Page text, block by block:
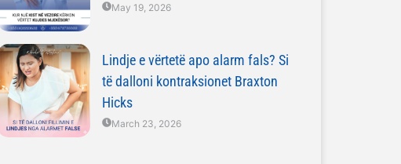
May 19, 2026
Lindje e vërtetë apo alarm fals? Si
të dalloni kontraksionet Braxton
Hicks
March 23, 2026